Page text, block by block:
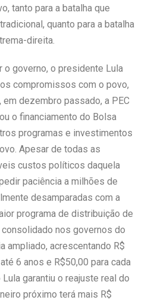
tanto para a batalha que
quanto para a batalha
direita.
governo, o presidente Lula
compromissos com o povo,
dezembro passado, a PEC
o financiamento do Bolsa
programas e investimentos
Apesar de todas as
custos políticos daquela
paciência a milhões de
desamparadas com a
programa de distribuição de
nos governos do
ampliado, acrescentando R$
6 anos e R$50,00 para cada
garantiu o reajuste real do
próximo terá mais R$